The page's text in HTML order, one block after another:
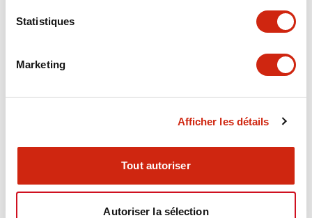
Statistiques
Marketing
Afficher les détails
Tout autoriser
Autoriser la sélection
Functional Specifications
Mounting and Installation Specifications